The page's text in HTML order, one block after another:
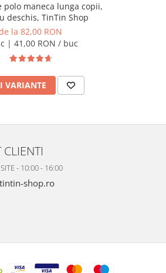
polo maneca lunga copii,
deschis, TinTin Shop
la 82,00 RON
| 41,00 RON / buc
VARIANTE
- 10:00 - 16:00
shop.ro